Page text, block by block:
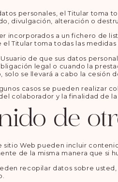
personales, el Titular toma
divulgación, alteración o
incorporados a un fichero de
el Titular toma todas las
Usuario de que sus datos
legal o cuando la
solo se llevará a cabo la
casos se pueden realizar
colaborador y la finalidad de
de
sitio Web pueden incluir
de la misma manera que si
recopilar datos sobre